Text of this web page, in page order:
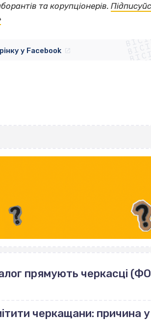
та корупціонерів.
у Facebook
прямують черкасці
черкащани: причина у